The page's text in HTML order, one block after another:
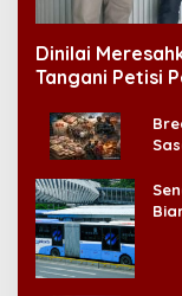
Dinilai
Tangani Petisi